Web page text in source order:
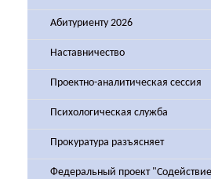
Абитуриенту 2026
Наставничество
Проектно-аналитическая сессия
Психологическая служба
Прокуратура разъясняет
Федеральный проект "Содействие